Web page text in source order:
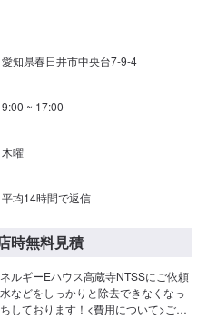
愛知県春日井市中央台7-9-4
9:00 ~ 17:00
木曜
平均14時間で返信
時無料見積
ルギーEハウス高蔵寺NTSSにご依頼
などをしっかりと除去できなくなっ
しております！<費用について>ご来